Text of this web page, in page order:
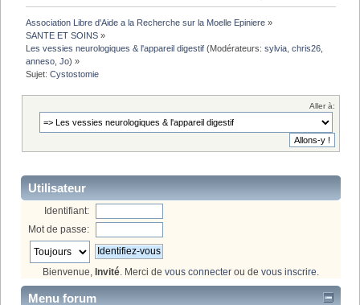
Association Libre d'Aide a la Recherche sur la Moelle Epiniere »
SANTE ET SOINS »
Les vessies neurologiques & l'appareil digestif (Modérateurs:sylvia ,chris26
anneso ,Jo) »
Sujet:Cystostomie
Aller à:
Utilisateur
Identifiant:
Mot de passe:
Bienvenue, Invité. Merci de vous connecter ou de vous inscrire.
Menu forum